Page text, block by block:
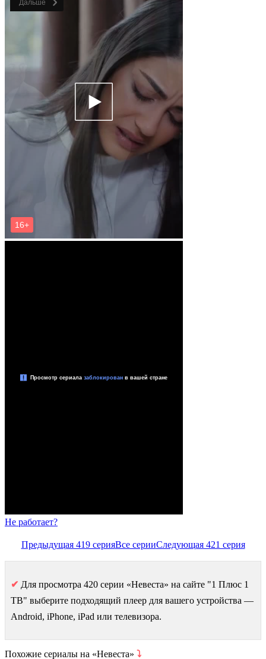
Не работает?
Предыдущая 419 серияВсе серииСледующая 421 серия
✔ Для просмотра 420 серии «Невеста» на сайте "1 Плюс 1
ТВ" выберите подходящий плеер для вашего устройства —
Android, iPhone, iPad или телевизора.
Похожие сериалы на «Невеста» ⤵